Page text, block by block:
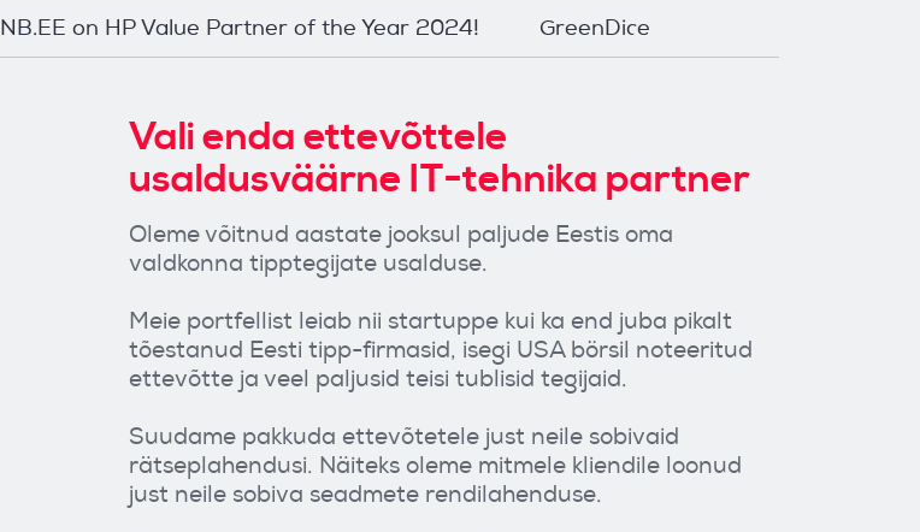
NB.EE on HP Value Partner of the Year 2024! GreenDice
Vali enda ettevõttele
usaldusväärne IT-tehnika partner
Oleme võitnud aastate jooksul paljude Eestis oma
valdkonna tipptegijate usalduse.
Meie portfellist leiab nii startuppe kui ka end juba pikalt
tõestanud Eesti tipp-firmasid, isegi USA börsil noteeritud
ettevõtte ja veel paljusid teisi tublisid tegijaid.
Suudame pakkuda ettevõtetele just neile sobivaid
rätseplahendusi. Näiteks oleme mitmele kliendile loonud
just neile sobiva seadmete rendilahenduse.